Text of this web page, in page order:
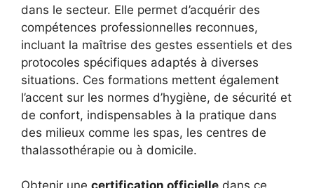
dans le secteur. Elle permet d’acquérir des
compétences professionnelles reconnues,
incluant la maîtrise des gestes essentiels et des
protocoles spécifiques adaptés à diverses
situations. Ces formations mettent également
l’accent sur les normes d’hygiène, de sécurité et
de confort, indispensables à la pratique dans
des milieux comme les spas, les centres de
thalassothérapie ou à domicile.